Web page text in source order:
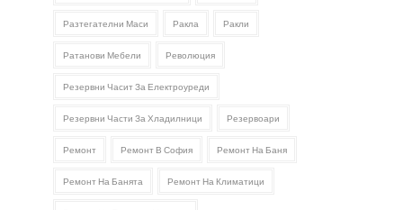
Разтегателни Маси Ракла Ракли
Ратанови Мебели Революция
Резервни Часит За Електроуреди
Резервни Части За Хладилници Резервоари
Ремонт Ремонт В София Ремонт На Баня
Ремонт На Банята Ремонт На Климатици